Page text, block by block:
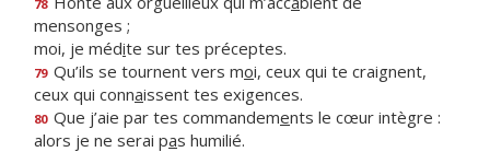
78
mensonges ;
moi, je médite sur tes préceptes.
79 Qu’ils se tournent vers moi, ceux qui te craignent,
ceux qui connaissent tes exigences.
80 Que j’aie par tes commandements le cœur intègre :
alors je ne serai pas humilié.